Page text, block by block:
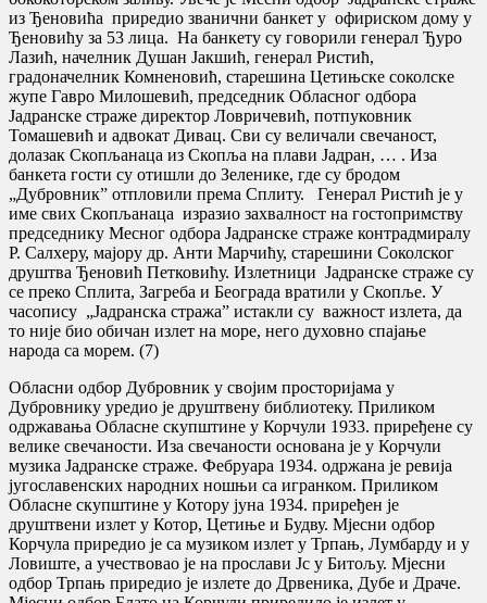
из Ђеновића приредио званични банкет у офириском дому у
Ђеновићу за 53 лица. На банкету су говорили генерал Ђуро
Лазић, начелник Душан Јакшић, генерал Ристић,
градоначелник Комненовић, старешина Цетињске соколске
жупе Гавро Милошевић, председник Обласног одбора
Јадранске страже директор Ловричевић, потпуковник
Томашевић и адвокат Дивац. Сви су величали свечаност,
долазак Скопљанаца из Скопља на плави Јадран, … . Иза
банкета гости су отишли до Зеленике, где су бродом
„Дубровник” отпловили према Сплиту. Генерал Ристић је у
име свих Скопљанаца изразио захвалност на гостопримству
председнику Месног одбора Јадранске страже контрадмиралу
Р. Салхеру, мајору др. Анти Марчићу, старешини Соколског
друштва Ђеновић Петковићу. Излетници Јадранске страже су
се преко Сплита, Загреба и Београда вратили у Скопље. У
часопису „Јадранска стража” истакли су важност излета, да
то није био обичан излет на море, него духовно спајање
народа са морем. (7)
Обласни одбор Дубровник у својим просторијама у
Дубровнику уредио је друштвену библиотеку. Приликом
одржавања Обласне скупштине у Корчули 1933. приређене су
велике свечаности. Иза свечаности основана је у Корчули
музика Јадранске страже. Фебруара 1934. одржана је ревија
југославенских народних ношњи са игранком. Приликом
Обласне скупштине у Котору јуна 1934. приређен је
друштвени излет у Котор, Цетиње и Будву. Мјесни одбор
Корчула приредио је са музиком излет у Трпањ, Лумбарду и у
Ловиште, а учествовао је на прослави Јс у Битољу. Мјесни
одбор Трпањ приредио је излете до Дрвеника, Дубе и Драче.